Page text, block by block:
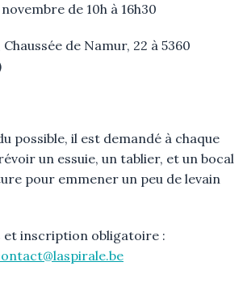
de 10h à 16h30
Chaussée de Namur, 22 à 5360
possible, il est demandé à chaque
un essuie, un tablier, et un bocal
pour emmener un peu de levain
et inscription obligatoire :